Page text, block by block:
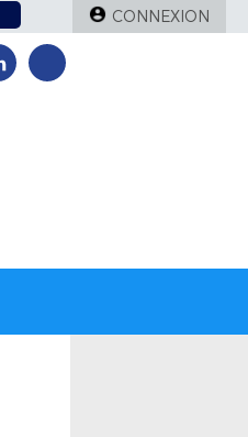
CONNEXION